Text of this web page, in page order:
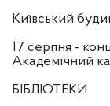
Київський
17 серпня -
Академічний
БІБЛІОТЕКИ